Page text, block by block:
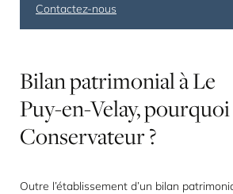
Contactez-nous
BilanpatrimonialàLe
Puy-en-Velay,pourquoi
Conservateur?
Outre l’établissement d’un bilan